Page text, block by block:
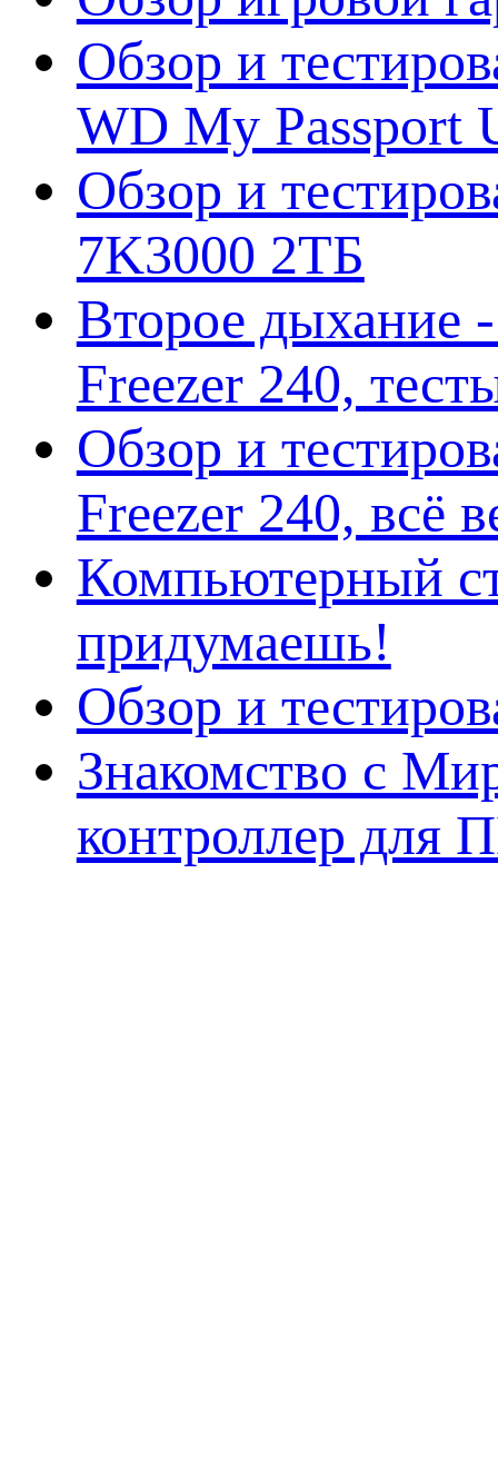
Обзор и
WD My Passport
Обзор и
7K3000 2ТБ
Второе дыхание
Freezer 240,
Обзор и
Freezer 240, всё
Компьютерный
придумаешь!
Обзор и
Знакомство с
контроллер для